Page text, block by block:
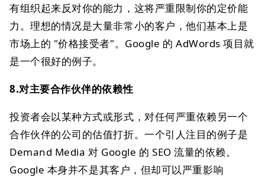
有组织起来反对你的能力，这将严重限制你的定价能
力。理想的情况是大量非常小的客户，他们基本上是
市场上的 "价格接受者"。Google 的 AdWords 项目就
是一个很好的例子。
8.对主要合作伙伴的依赖性
投资者会以某种方式或形式，对任何严重依赖另一个
合作伙伴的公司的估值打折。一个引人注目的例子是
Demand Media 对 Google 的 SEO 流量的依赖。
Google 本身并不是其客户，但却可以严重影响